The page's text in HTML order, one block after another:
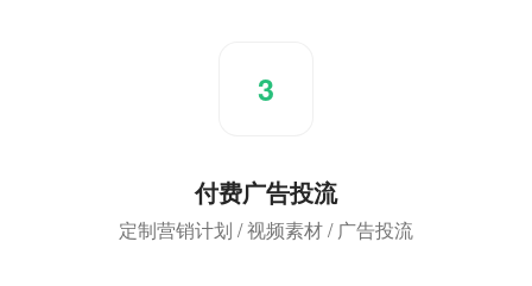
3
付费广告投流
定制营销计划 / 视频素材 / 广告投流